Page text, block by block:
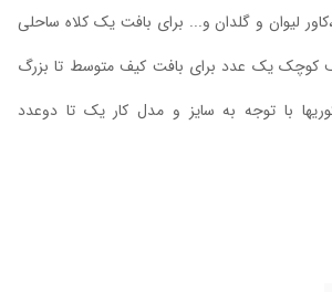
لیوان و گلدان و... برای بافت یک کلاه ساحلی
کوچک یک عدد برای بافت کیف متوسط تا بزرگ
با توجه به سایز و مدل کار یک تا دوعدد